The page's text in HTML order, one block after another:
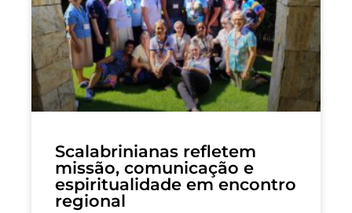
Scalabrinianas refletem
missão, comunicação e
espiritualidade em encontro
regional